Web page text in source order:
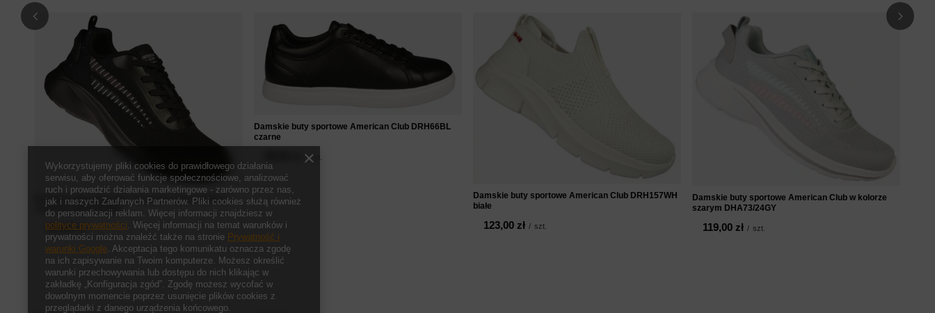
Damskie buty sportowe American Club w kolorze
czarnym DHA73/24BL
119,00 zł / szt.
Damskie buty sportowe American Club DRH66BL
czarne
/ szt.
Damskie buty sportowe American Club DRH157WH
białe
123,00 zł / szt.
Damskie buty sportowe American Club w kolorze
szarym DHA73/24GY
119,00 zł / szt.
Wykorzystujemy pliki cookies do prawidłowego działania
serwisu, aby oferować funkcje społecznościowe, analizować
ruch i prowadzić działania marketingowe - zarówno przez nas,
jak i naszych Zaufanych Partnerów. Pliki cookies służą również
do personalizacji reklam. Więcej informacji znajdziesz w
polityce prywatności. Więcej informacji na temat warunków i
prywatności można znaleźć także na stronie Prywatność i
warunki Google. Akceptacja tego komunikatu oznacza zgodę
na ich zapisywanie na Twoim komputerze. Możesz określić
warunki przechowywania lub dostępu do nich klikając w
zakładkę „Konfiguracja zgód”. Zgodę możesz wycofać w
dowolnym momencie poprzez usunięcie plików cookies z
przeglądarki z danego urządzenia końcowego.